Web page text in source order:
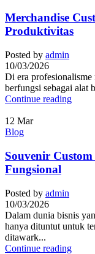
Merchandise
Produktivitas
Posted by admin
10/03/2026
Di era
berfungsi sebagai alat
Continue reading
12 Mar
Blog
Souvenir
Fungsional
Posted by admin
10/03/2026
Dalam dunia bisnis
hanya dituntut untuk
ditawark...
Continue reading